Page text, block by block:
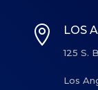
 LOS
125 S.
Los